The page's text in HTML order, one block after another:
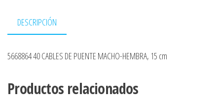
DESCRIPCIÓN
5668864 40 CABLES DE PUENTE MACHO-HEMBRA, 15 cm
Productos relacionados